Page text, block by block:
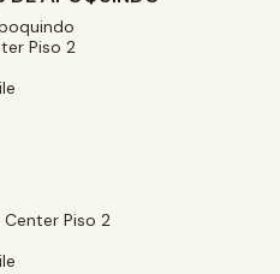
Piso 2
Piso 2